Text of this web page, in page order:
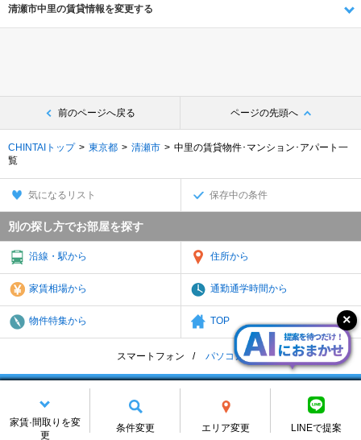
家賃·間取りを変
更
条件変更 エリア変更 LINEで提案
清瀬市中里の賃貸情報を変更する
前のページへ戻る ページの先頭へ
CHINTAIトップ 東京都 清瀬市
中里の賃貸物件･マンション･アパート一
覧
気になるリスト 保存中の条件
別の探し方でお部屋を探す
沿線・駅から 住所から
家賃相場から 通勤通学時間から
物件特集から TOP
スマートフォン パソコン
アーカイブ
(C) CHINTAI Corporation All rights reserved.